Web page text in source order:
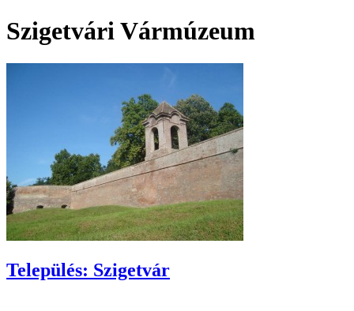
Szigetvári Vármúzeum
Település: Szigetvár